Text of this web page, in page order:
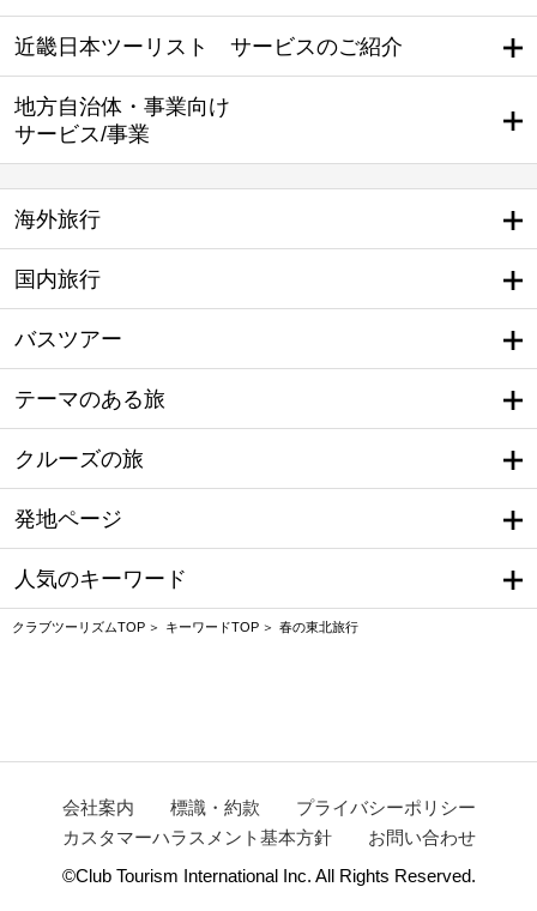
近畿日本ツーリスト サービスのご紹介
地方自治体・事業向け
サービス/事業
海外旅行
国内旅行
バスツアー
テーマのある旅
クルーズの旅
発地ページ
人気のキーワード
クラブツーリズムTOP キーワードTOP 春の東北旅行
会社案内 標識・約款
プライバシーポリシー
カスタマーハラスメント基本方針
お問い合わせ
©Club Tourism International Inc. All Rights Reserved.